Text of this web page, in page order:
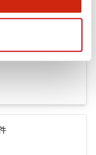
(英文版)